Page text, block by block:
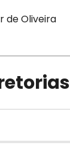
de Oliveira